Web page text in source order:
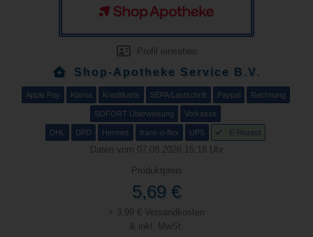
Profil einsehen
Shop-Apotheke Service B.V.
Apple Pay Klarna Kreditkarte SEPA/Lastschrift Paypal Rechnung
SOFORT Überweisung Vorkasse
DHL DPD Hermes trans-o-flex UPS E-Rezept
Daten vom 07.08.2026 15:18 Uhr
Produktpreis
5,69 €
+ 3,99 € Versandkosten
& inkl. MwSt.